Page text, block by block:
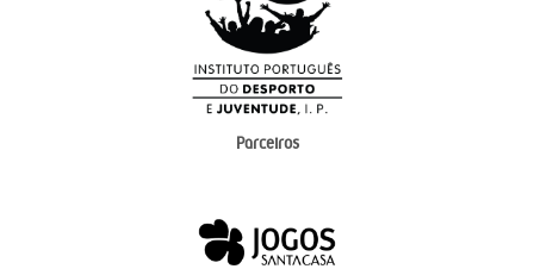
Parceiros